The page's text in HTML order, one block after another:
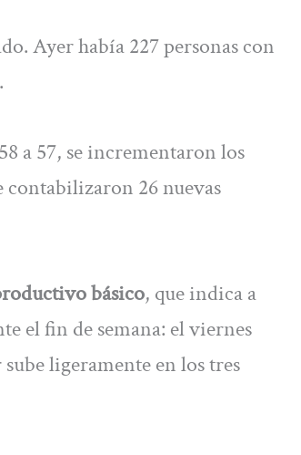
Ayer había 227 personas con
a 57, se incrementaron los
contabilizaron 26 nuevas
básico, que indica a
el fin de semana: el viernes
ligeramente en los tres